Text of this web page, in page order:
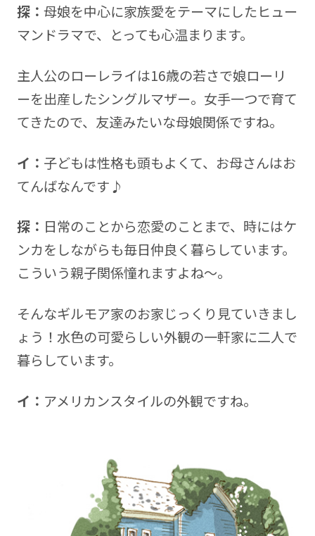
探： 母娘を中心に家族愛をテーマにしたヒュー
マンドラマで、とっても心温まります。
主人公のローレライは16歳の若さで娘ローリ
ーを出産したシングルマザー。女手一つで育て
てきたので、友達みたいな母娘関係ですね。
イ： 子どもは性格も頭もよくて、お母さんはお
てんばなんです♪
探： 日常のことから恋愛のことまで、時にはケ
ンカをしながらも毎日仲良く暮らしています。
こういう親子関係憧れますよね～。
そんなギルモア家のお家じっくり見ていきまし
ょう！水色の可愛らしい外観の一軒家に二人で
暮らしています。
イ： アメリカンスタイルの外観ですね。